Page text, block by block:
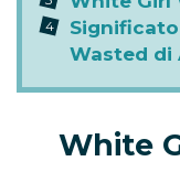
Wasted di
White